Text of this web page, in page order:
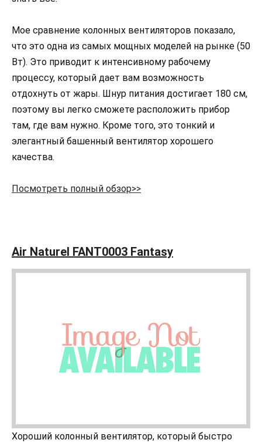
Мое сравнение колонных вентиляторов показало,
что это одна из самых мощных моделей на рынке (50
Вт). Это приводит к интенсивному рабочему
процессу, который дает вам возможность
отдохнуть от жары. Шнур питания достигает 180 см,
поэтому вы легко сможете расположить прибор
там, где вам нужно. Кроме того, это тонкий и
элегантный башенный вентилятор хорошего
качества.
Посмотреть полный обзор>>
Air Naturel FANT0003 Fantasy
Хороший колонный вентилятор, который быстро